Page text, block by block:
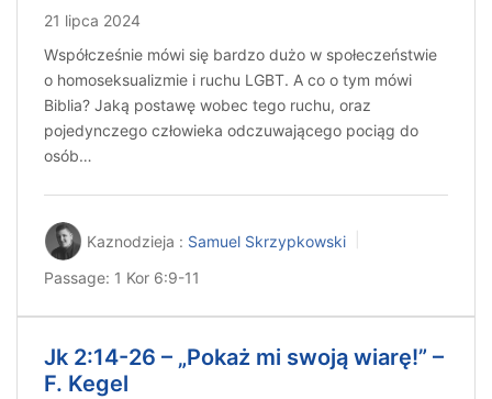
21 lipca 2024
Współcześnie mówi się bardzo dużo w społeczeństwie
o homoseksualizmie i ruchu LGBT. A co o tym mówi
Biblia? Jaką postawę wobec tego ruchu, oraz
pojedynczego człowieka odczuwającego pociąg do
osób…
Kaznodzieja : Samuel Skrzypkowski
Passage: 1 Kor 6:9-11
Jk 2:14-26 – „Pokaż mi swoją wiarę!” –
F. Kegel